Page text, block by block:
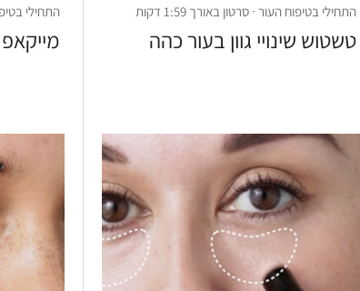
התחילי בטיפוח העור · סרטון באורך 1:59 דקות
טשטוש שינויי גוון בעור כהה
התחילי בטיפוח